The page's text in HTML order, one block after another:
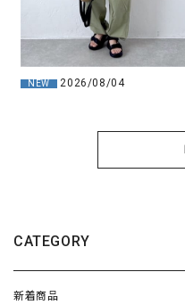
NEW 2026/08/04
CATEGORY
新着商品